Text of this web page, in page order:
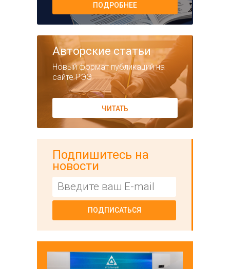
ПОДРОБНЕЕ
Авторские статьи
Новый формат публикаций на
сайте РЭЭ
ЧИТАТЬ
Подпишитесь на
новости
ПОДПИСАТЬСЯ